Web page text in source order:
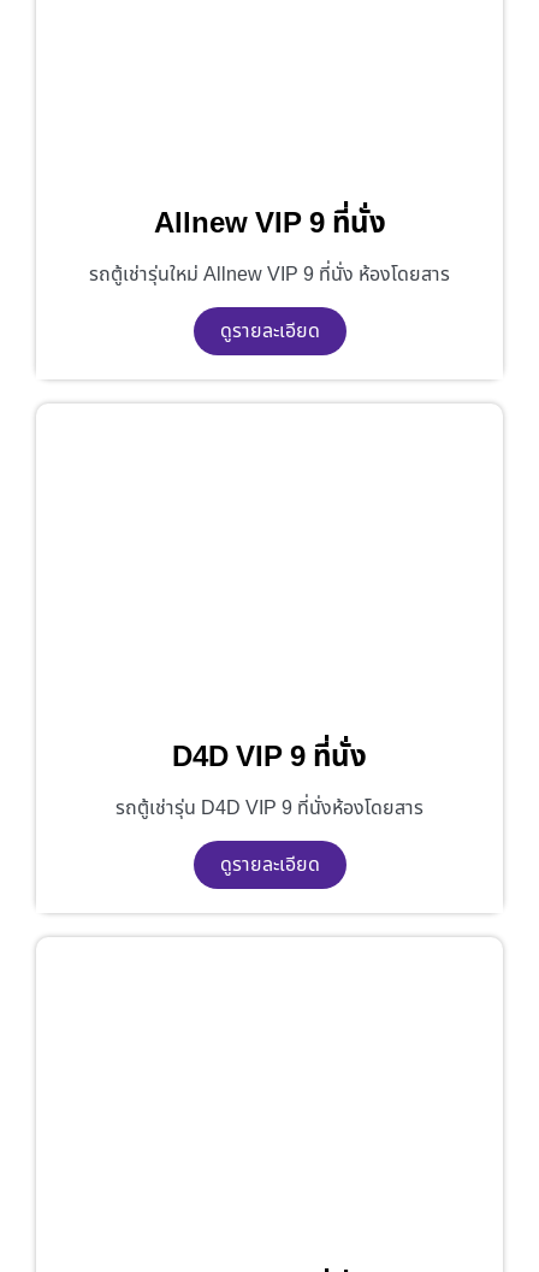
Allnew VIP 9 ที่นั่ง
รถตู้เช่ารุ่นใหม่ Allnew VIP 9 ที่นั่ง ห้องโดยสาร
ดูรายละเอียด
D4D VIP 9 ที่นั่ง
รถตู้เช่ารุ่น D4D VIP 9 ที่นั่งห้องโดยสาร
ดูรายละเอียด